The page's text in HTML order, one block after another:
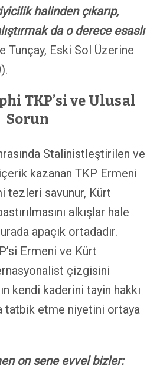
halinden çıkarıp,
da o derece esaslı
Tunçay, Eski Sol Üzerine
TKP’si ve Ulusal
Sorun
Stalinistleştirilen ve
kazanan TKP Ermeni
tezleri savunur, Kürt
alkışlar hale
apaçık ortadadır.
Ermeni ve Kürt
çizgisini
kendi kaderini tayin hakkı
tatbik etme niyetini ortaya
on sene evvel bizler: